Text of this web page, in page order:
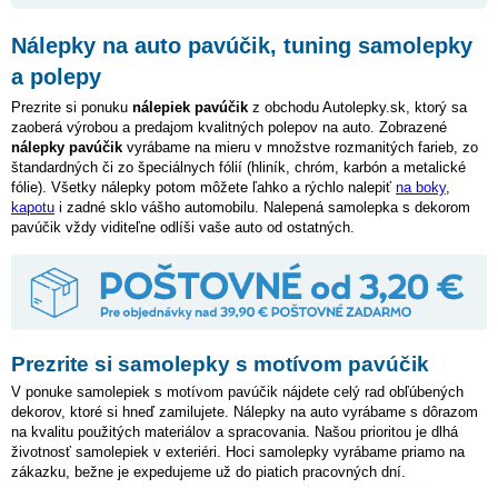
Nálepky na auto pavúčik, tuning samolepky
a polepy
Prezrite si ponuku nálepiek pavúčik z obchodu Autolepky.sk, ktorý sa
zaoberá výrobou a predajom kvalitných polepov na auto. Zobrazené
nálepky pavúčik vyrábame na mieru v množstve rozmanitých farieb, zo
štandardných či zo špeciálnych fólií (hliník, chróm, karbón a metalické
fólie). Všetky nálepky potom môžete ľahko a rýchlo nalepiť na boky,
kapotu i zadné sklo vášho automobilu. Nalepená samolepka s dekorom
pavúčik vždy viditeľne odlíši vaše auto od ostatných.
Prezrite si samolepky s motívom pavúčik
V ponuke samolepiek s motívom pavúčik nájdete celý rad obľúbených
dekorov, ktoré si hneď zamilujete. Nálepky na auto vyrábame s dôrazom
na kvalitu použitých materiálov a spracovania. Našou prioritou je dlhá
životnosť samolepiek v exteriéri. Hoci samolepky vyrábame priamo na
zákazku, bežne je expedujeme už do piatich pracovných dní.